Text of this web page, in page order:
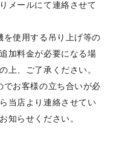
メールにて連絡させて
使用する吊り上げ等の
加料金が必要になる場
上、ご了承ください。
お客様の立ち合いが必
当店より連絡させてい
知らせください。